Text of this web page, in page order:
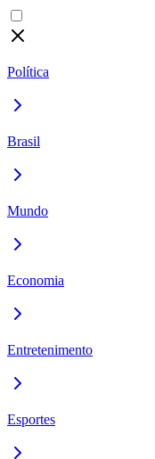
Política
Brasil
Mundo
Economia
Entretenimento
Esportes